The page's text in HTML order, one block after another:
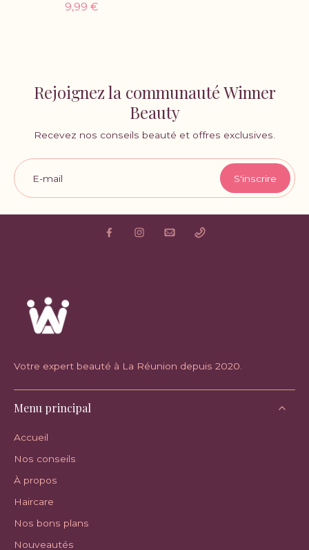
9,99 €
Rejoignez la communauté Winner
Beauty
Recevez nos conseils beauté et offres exclusives.
E-mail S'inscrire
Votre expert beauté à La Réunion depuis 2020.
Menu principal
Accueil
Nos conseils
À propos
Haircare
Nos bons plans
Nouveautés